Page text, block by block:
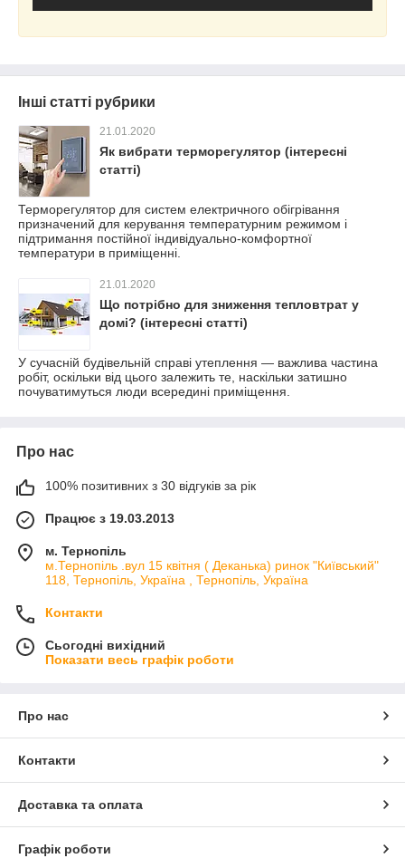
Інші статті рубрики
21.01.2020
Як вибрати терморегулятор (інтересні
статті)
Терморегулятор для систем електричного обігрівання
призначений для керування температурним режимом і
підтримання постійної індивідуально-комфортної
температури в приміщенні.
21.01.2020
Що потрібно для зниження тепловтрат у
домі? (інтересні статті)
У сучасній будівельній справі утеплення — важлива частина
робіт, оскільки від цього залежить те, наскільки затишно
почуватимуться люди всередині приміщення.
Про нас
100% позитивних з 30 відгуків за рік
Працює з 19.03.2013
м. Тернопіль
м.Тернопіль .вул 15 квітня ( Деканька) ринок "Київський"
118, Тернопіль, Україна , Тернопіль, Україна
Контакти
Сьогодні вихідний
Показати весь графік роботи
Про нас
Контакти
Доставка та оплата
Графік роботи